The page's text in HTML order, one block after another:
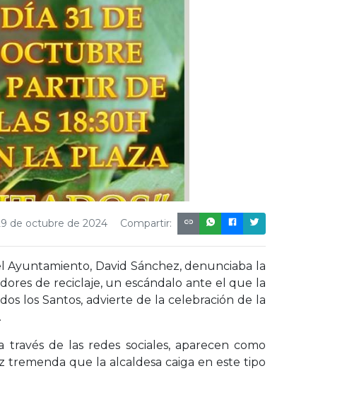
Compartir:
de octubre de 2024
Ayuntamiento, David Sánchez, denunciaba la
de reciclaje, un escándalo ante el que la
los Santos, advierte de la celebración de la
de las redes sociales, aparecen como
tremenda que la alcaldesa caiga en este tipo